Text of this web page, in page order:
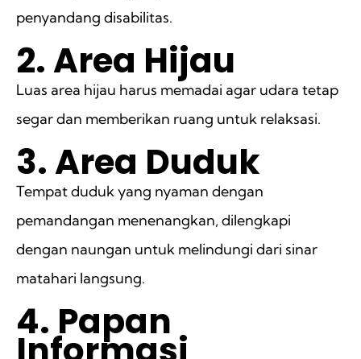
penyandang disabilitas.
2. Area Hijau
Luas area hijau harus memadai agar udara tetap
segar dan memberikan ruang untuk relaksasi.
3. Area Duduk
Tempat duduk yang nyaman dengan
pemandangan menenangkan, dilengkapi
dengan naungan untuk melindungi dari sinar
matahari langsung.
4. Papan